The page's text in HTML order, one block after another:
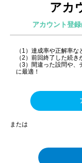
アカ
アカウント登
（1）達成率や正解率な
（2）前回終了した続き
（3）間違った設問や
に最適！
または